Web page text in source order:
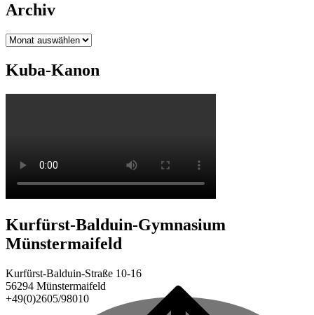
Archiv
Archiv
Kuba-Kanon
Kurfürst-Balduin-Gymnasium
Münstermaifeld
Kurfürst-Balduin-Straße 10-16
56294 Münstermaifeld
+49(0)2605/98010